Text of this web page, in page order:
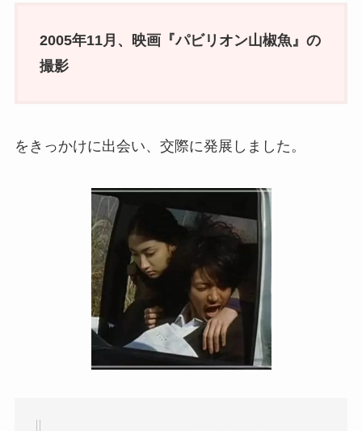
2005年11月、映画『パビリオン山椒魚』の
撮影
をきっかけに出会い、交際に発展しました。